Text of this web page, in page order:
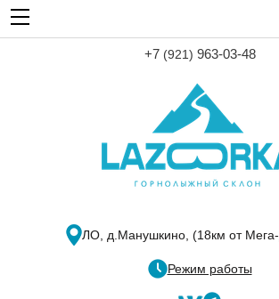
+7 (921) 963-03-48
ЛО, д.Манушкино, (18км от
Режим работы